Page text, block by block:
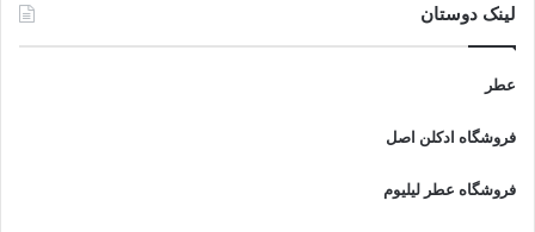
لینک دوستان
عطر
فروشگاه ادکلن اصل
فروشگاه عطر لیلیوم